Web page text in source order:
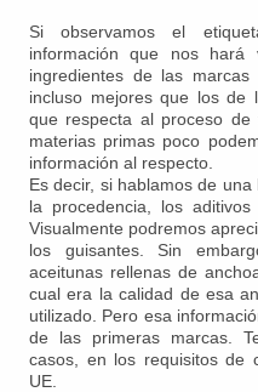
Si observamos el
información que nos
ingredientes de las
incluso mejores que los de
que respecta al proceso
materias primas poco
información al respecto.
Es decir, si hablamos de
la procedencia, los
Visualmente podremos
los guisantes. Sin
aceitunas rellenas de
cual era la calidad de esa
utilizado. Pero esa
de las primeras marcas.
casos, en los requisitos de
UE.